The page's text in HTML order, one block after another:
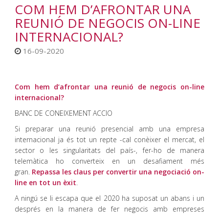
COM HEM D’AFRONTAR UNA
REUNIÓ DE NEGOCIS ON-LINE
INTERNACIONAL?
16-09-2020
Com hem d’afrontar una reunió de negocis on-line
internacional?
BANC DE CONEIXEMENT ACCIO
Si preparar una reunió presencial amb una empresa
internacional ja és tot un repte -cal conèixer el mercat, el
sector o les singularitats del país-, fer-ho de manera
telemàtica ho converteix en un desafiament més
gran. Repassa les claus per convertir una negociació on-
line en tot un èxit.
A ningú se li escapa que el 2020 ha suposat un abans i un
després en la manera de fer negocis amb empreses